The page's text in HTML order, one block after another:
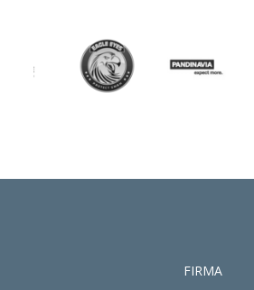
FIRMA